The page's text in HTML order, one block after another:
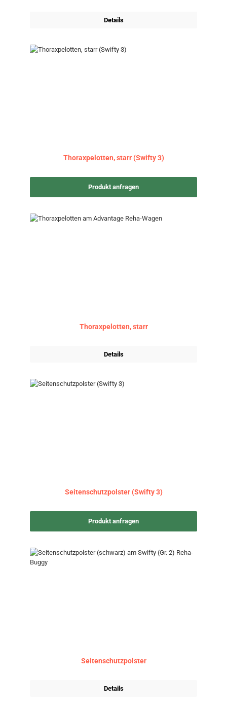
Details
Thoraxpelotten, starr (Swifty 3)
Produkt anfragen
Thoraxpelotten, starr
Details
Seitenschutzpolster (Swifty 3)
Produkt anfragen
Seitenschutzpolster
Details